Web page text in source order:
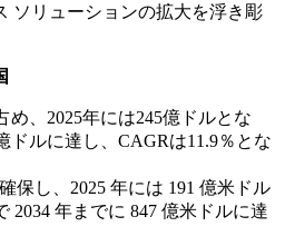
ソリューションの拡大を浮き彫
め、2025年には245億ドルとな
ドルに達し、CAGRは11.9％とな
保し、2025 年には 191 億米ドル
2034 年までに 847 億米ドルに達